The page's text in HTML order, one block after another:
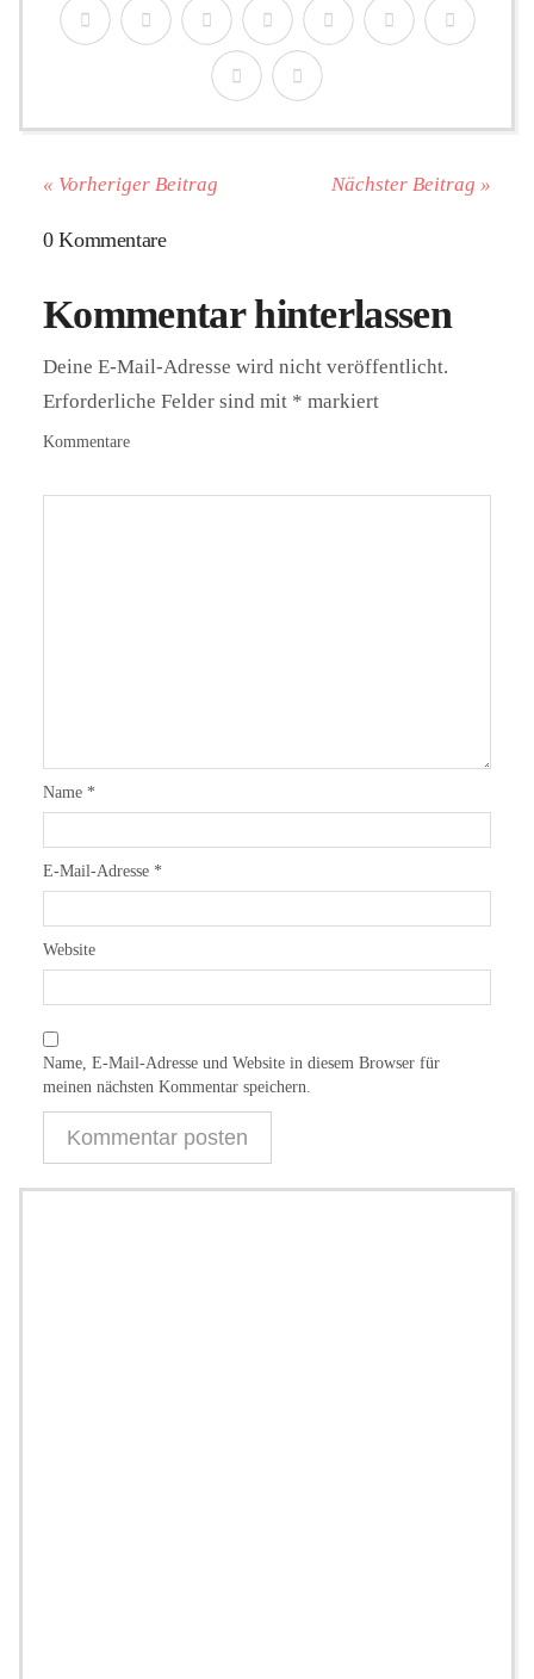
« Vorheriger Beitrag Nächster Beitrag »
0 Kommentare
Kommentar hinterlassen
Deine E-Mail-Adresse wird nicht veröffentlicht.
Erforderliche Felder sind mit * markiert
Kommentare
Name *
E-Mail-Adresse *
Website
Name, E-Mail-Adresse und Website in diesem Browser für
meinen nächsten Kommentar speichern.